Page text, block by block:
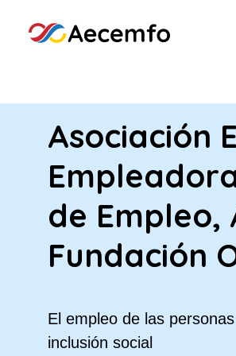
Asociación
de Empleo,
Fundación
El empleo de las
inclusión social